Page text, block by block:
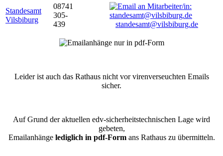
Standesamt
Vilsbiburg
08741
305-
439
standesamt@vilsbiburg.de
Leider ist auch das Rathaus nicht vor virenverseuchten Emails
sicher.
Auf Grund der aktuellen edv-sicherheitstechnischen Lage wird
gebeten,
Emailanhänge lediglich in pdf-Formans Rathaus zu übermitteln.